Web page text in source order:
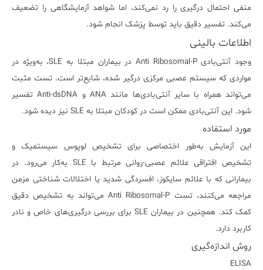
منفی احتمال درگیری را رد نمی‌کند، اما شواهد آزمایشگاهی را تضعیف
می‌کند. تفسیر دقیق باید توسط پزشک انجام شود.
اطلاعات بالینی
وجود آنتی‌بادی Anti Ribosomal-P در بیماران مبتلا به SLE، به‌ویژه در
مواردی که سیستم عصبی مرکزی درگیر شده، شایع‌تر است. تست مثبت
می‌تواند همراه با سایر آنتی‌بادی‌ها مانند ANA و Anti-dsDNA تفسیر
شود. این آنتی‌بادی ممکن است در کودکان مبتلا به SLE نیز دیده شود.
مورد استفاده
این آزمایش به‌طور اختصاصی برای تشخیص لوپوس سیستمیک و
تشخیص افتراقی علائم عصبی-روانی مرتبط با SLE به‌کار می‌رود. در
بیمارانی که با علائم سایکوز، افسردگی شدید یا اختلالات شناختی مزمن
مراجعه می‌کنند، تست Anti Ribosomal-P می‌تواند به تشخیص دقیق
کمک کند. همچنین در بیماران SLE برای بررسی درگیری‌های خاص و نادر
کاربرد دارد.
روش اندازه‌گیری
ELISA